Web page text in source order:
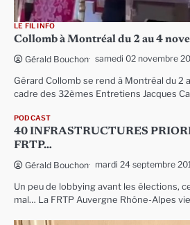
LE FIL INFO
Collomb à Montréal du 2 au 4
Gérald Bouchon samedi 02 novembre
Gérard Collomb se rend à Montréal du 2
cadre des 32èmes Entretiens Jacques
PODCAST
40 INFRASTRUCTURES
FRTP…
Gérald Bouchon mardi 24 septembre
Un peu de lobbying avant les élections,
mal… La FRTP Auvergne Rhône-Alpes